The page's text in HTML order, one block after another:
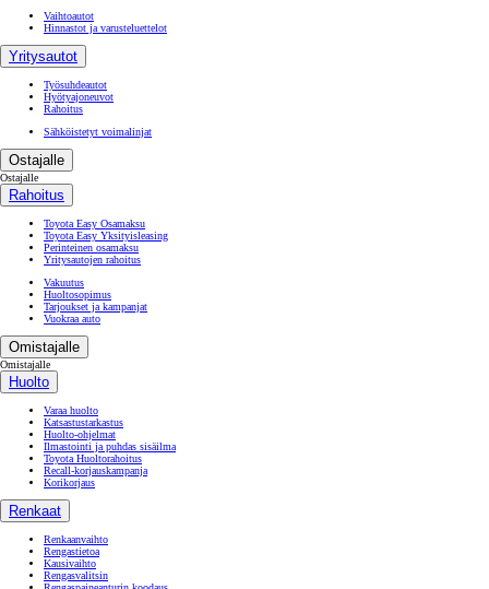
Vaihtoautot
Hinnastot ja varusteluettelot
Yritysautot
Työsuhdeautot
Hyötyajoneuvot
Rahoitus
Sähköistetyt voimalinjat
Ostajalle
Ostajalle
Rahoitus
Toyota Easy Osamaksu
Toyota Easy Yksityisleasing
Perinteinen osamaksu
Yritysautojen rahoitus
Vakuutus
Huoltosopimus
Tarjoukset ja kampanjat
Vuokraa auto
Omistajalle
Omistajalle
Huolto
Varaa huolto
Katsastustarkastus
Huolto-ohjelmat
Ilmastointi ja puhdas sisäilma
Toyota Huoltorahoitus
Recall-korjauskampanja
Korikorjaus
Renkaat
Renkaanvaihto
Rengastietoa
Kausivaihto
Rengasvalitsin